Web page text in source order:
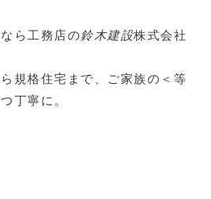
ら工務店の鈴木建設株式会社
規格住宅まで、ご家族の＜等
丁寧に。